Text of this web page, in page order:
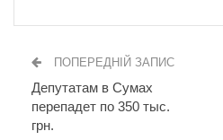
ПОПЕРЕДНІЙ ЗАПИС
Депутатам в Сумах
перепадет по 350 тыс.
грн.